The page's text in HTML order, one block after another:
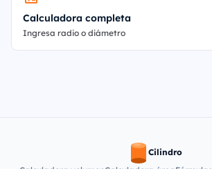
Calculadora completa
Ingresa radio o diámetro
Cilindro